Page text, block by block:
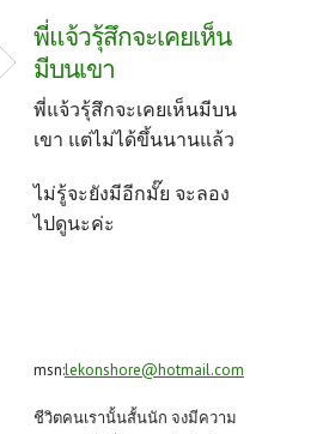
พี่แจ้วรุ้สึกจะเคยเห็น
มีบนเขา
พี่แจ้วรุ้สึกจะเคยเห็นมีบน
เขา แต่ไม่ได้ขึ้นนานแล้ว
ไม่รู้จะยังมีอีกมั๊ย จะลอง
ไปดูนะค่ะ
msn:lekonshore@hotmail.com
ชีวิตคนเรานั้นสั้นนัก จงมีความ